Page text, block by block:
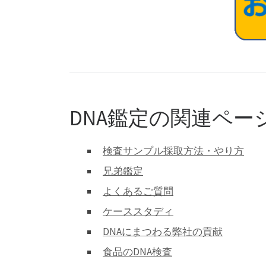
DNA鑑定の関連ペー
検査サンプル採取方法・やり方
兄弟鑑定
よくあるご質問
ケーススタディ
DNAにまつわる弊社の貢献
食品のDNA検査